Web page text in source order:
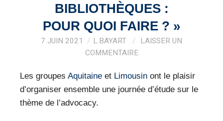
GROUPE
AGENDA
VEILLE PRO
RESSOURCES
OFFRES D’EMPLOIS
BIBLIOTHÈQUES :
POUR QUOI FAIRE ? »
7 JUIN 2021 L.BAYART
LAISSER UN
COMMENTAIRE
Les groupesAquitaine et Limousin ont le plaisir
d’organiser ensemble une journée d’étude sur le
thème de l’advocacy.